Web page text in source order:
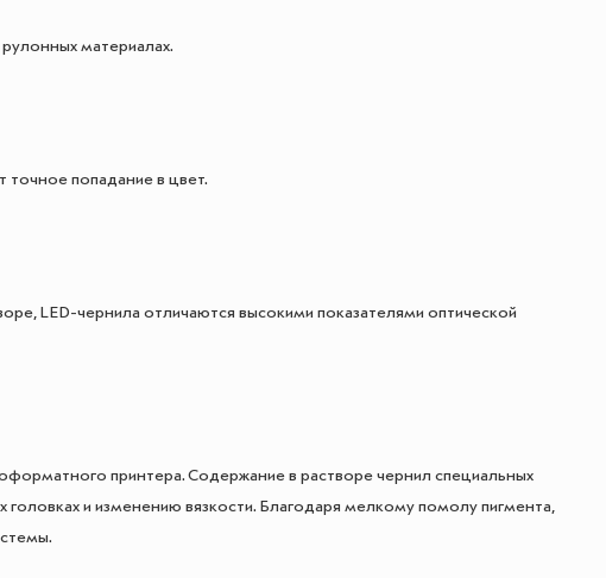
материалах.
точное попадание в цвет.
LED-чернила отличаются высокими показателями оптической
принтера. Содержание в растворе чернил специальных
и изменению вязкости. Благодаря мелкому помолу пигмента,